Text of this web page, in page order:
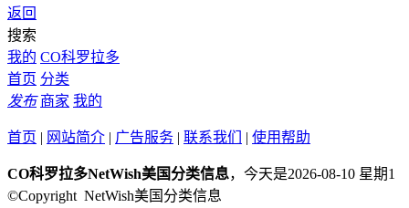
返回
搜索
我的 CO科罗拉多
首页 分类
发布 商家 我的
首页 | 网站简介 | 广告服务 | 联系我们 | 使用帮助
CO科罗拉多NetWish美国分类信息，今天是2026-08-10 星期1
©Copyright NetWish美国分类信息